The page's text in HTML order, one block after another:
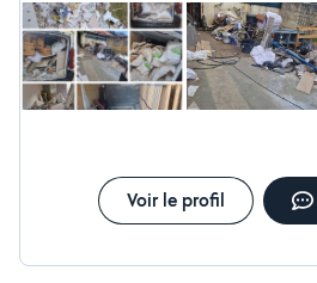
tout.. à fuir ..
Voir le profil